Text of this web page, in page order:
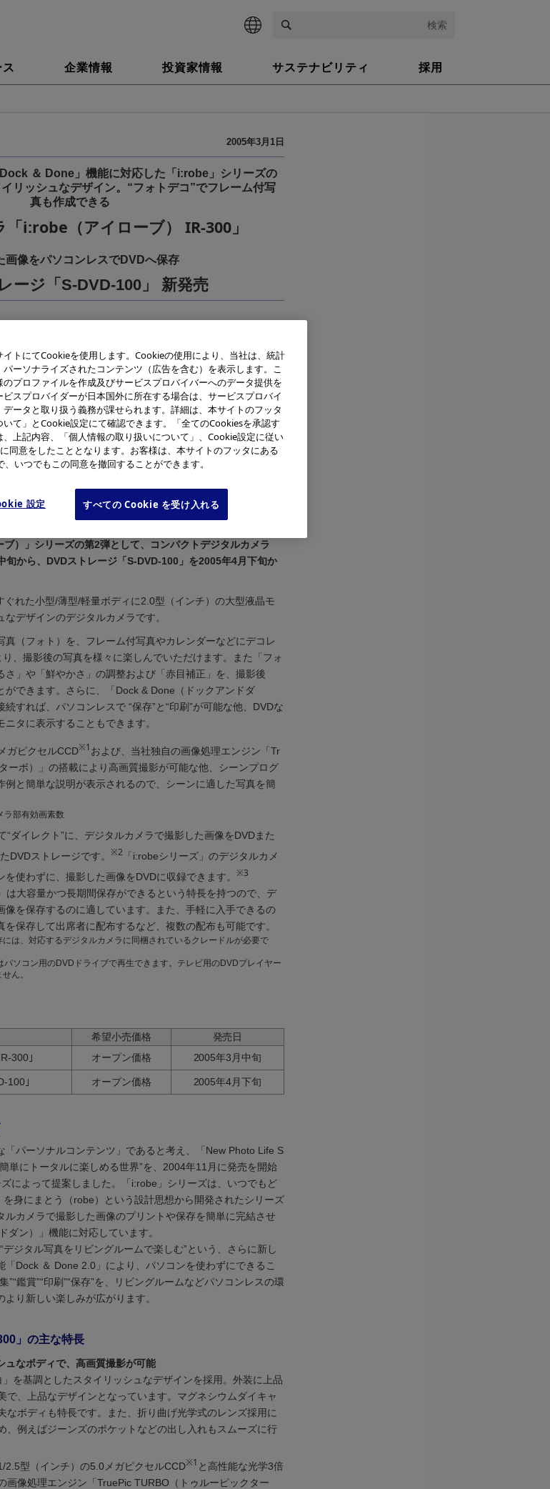
検索
企業情報 投資家情報 サステナビリティ 採用
2005年3月1日
＆ Done」機能に対応した「i:robe」シリーズの
リッシュなデザイン。“フォトデコ”でフレーム付写
真も作成できる
i:robe（アイローブ） IR-300」
画像をパソコンレスでDVDへ保存
ージ「S-DVD-100」 新発売
）」シリーズの第2弾として、コンパクトデジタルカメラ
旬から、DVDストレージ「S-DVD-100」を2005年4月下旬か
ぐれた小型/薄型/軽量ボディに2.0型（インチ）の大型液晶モ
デザインのデジタルカメラです。
真（フォト）を、フレーム付写真やカレンダーなどにデコレ
、撮影後の写真を様々に楽しんでいただけます。また「フォ
さ」や「鮮やかさ」の調整および「赤目補正」を、撮影後
ができます。さらに、「Dock & Done（ドックアンドダ
すれば、パソコンレスで “保存”と“印刷”が可能な他、DVDな
タに表示することもできます。
ガピクセルCCD※1および、当社独自の画像処理エンジン「Tr
ーボ）」の搭載により高画質撮影が可能な他、シーンプログ
例と簡単な説明が表示されるので、シーンに適した写真を簡
ラ部有効画素数
“ダイレクト”に、デジタルカメラで撮影した画像をDVDまた
DVDストレージです。 ※2 「i:robeシリーズ」のデジタルカメ
使わずに、撮影した画像をDVDに収録できます。 ※3
は大容量かつ長期間保存ができるという特長を持つので、デ
像を保存するのに適しています。また、手軽に入手できるの
保存して出席者に配布するなど、複数の配布も可能です。
には、対応するデジタルカメラに同梱されているクレードルが必要で
パソコン用のDVDドライブで再生できます。テレビ用のDVDプレイヤー
ん。
希望小売価格
発売日
300｣
オープン価格 2005年3月中旬
100｣ オープン価格 2005年4月下旬
「パーソナルコンテンツ」であると考え、「New Photo Life S
単にトータルに楽しめる世界”を、2004年11月に発売を開始
によって提案しました。「i:robe」シリーズは、いつでもど
身にまとう（robe）という設計思想から開発されたシリーズ
ルカメラで撮影した画像のプリントや保存を簡単に完結させ
ダン）」機能に対応しています。
デジタル写真をリビングルームで楽しむ”という、さらに新し
「Dock ＆ Done 2.0」により、パソコンを使わずにできるこ
”“鑑賞”“印刷”“保存”を、リビングルームなどパソコンレスの環
り新しい楽しみが広がります。
」の主な特長
なボディで、高画質撮影が可能
を基調としたスタイリッシュなデザインを採用。外装に上品
で、上品なデザインとなっています。マグネシウムダイキャ
なボディも特長です。また、折り曲げ光学式のレンズ採用に
、例えばジーンズのポケットなどの出し入れもスムーズに行
2.5型（インチ）の5.0メガピクセルCCD※1 と高性能な光学3倍
画像処理エンジン「TruePic TURBO（トゥルーピックター
トにてCookieを使用します。Cookieの使用により、当社は、統計
ーソナライズされたコンテンツ（広告を含む）を表示します。こ
プロファイルを作成及びサービスプロバイバーへのデータ提供を
スプロバイダーが日本国外に所在する場合は、サービスプロバイ
ータと取り扱う義務が課せられます。詳細は、本サイトのフッタ
て」とCookie設定にて確認できます。「全てのCookiesを承認す
上記内容、「個人情報の取り扱いについて」、Cookie設定に従い
同意をしたこととなります。お客様は、本サイトのフッタにある
いつでもこの同意を撤回することができます。
設定 すべての Cookie を受け入れる